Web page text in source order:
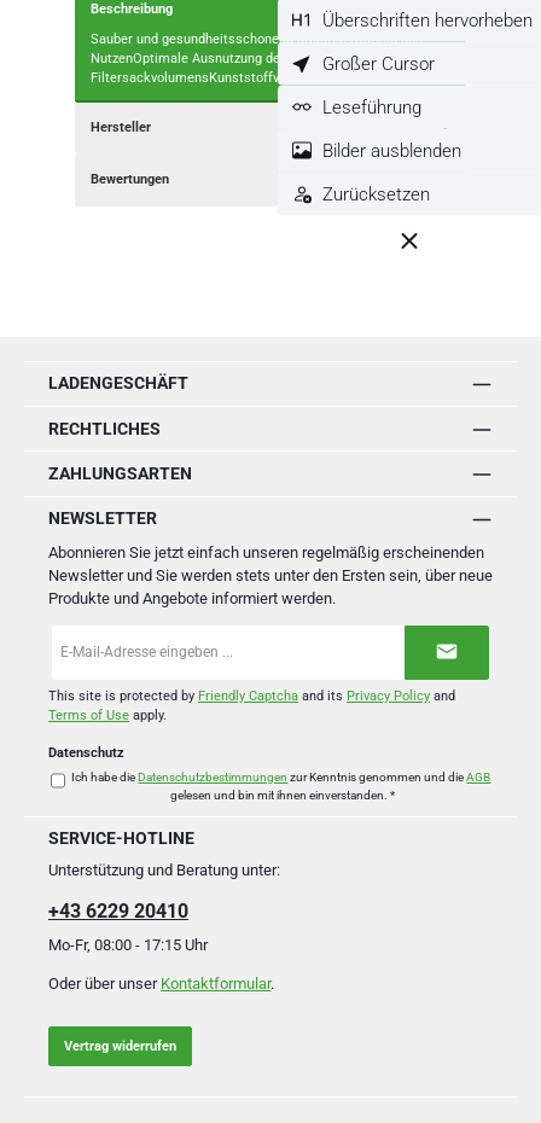
Beschreibung
Sauber und gesundheitsschonend arbeiten.Stärken und
NutzenOptimale Ausnutzung des
FiltersackvolumensKunststoffverschlussZur…
Hersteller
Bewertungen
LADENGESCHÄFT
RECHTLICHES
ZAHLUNGSARTEN
NEWSLETTER
Abonnieren Sie jetzt einfach unseren regelmäßig erscheinenden
Newsletter und Sie werden stets unter den Ersten sein, über neue
Produkte und Angebote informiert werden.
Mail-
*
This site is protected by Friendly Captcha and its Privacy Policy and
Terms of Use apply.
Datenschutz
Ich habe dieDatenschutzbestimmungen zur Kenntnis genommen und dieAGB
gelesen und bin mit ihnen einverstanden. *
SERVICE-HOTLINE
Unterstützung und Beratung unter:
+43 6229 20410
Mo-Fr, 08:00 - 17:15 Uhr
Oder über unser Kontaktformular.
Vertrag widerrufen
Überschriften hervorheben
Großer Cursor
Leseführung
Bilder ausblenden
Zurücksetzen